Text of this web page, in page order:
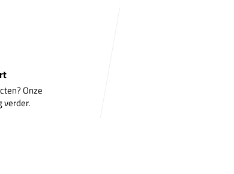
Onze
verder.